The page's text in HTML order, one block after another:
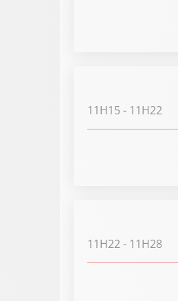
11H15 - 11H22
11H22- 11H28